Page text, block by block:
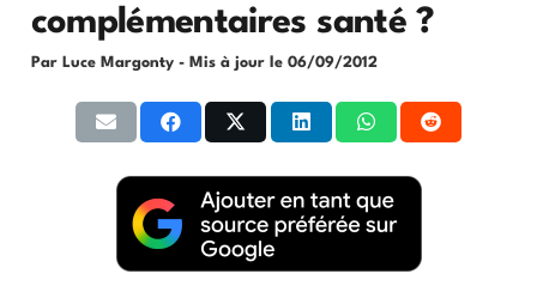
complémentaires santé ?
Par Luce Margonty - Mis à jour le 06/09/2012